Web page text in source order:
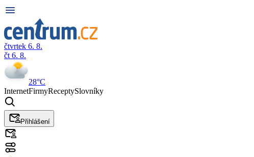
čtvrtek 6. 8.
čt 6. 8.
28°C
InternetFirmyReceptySlovníky
Přihlášení